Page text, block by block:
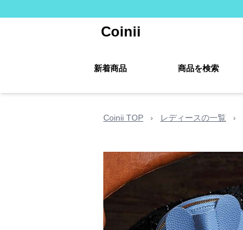
Coinii
新着商品 商品を検索
Coinii TOP › レディースの一覧 ›